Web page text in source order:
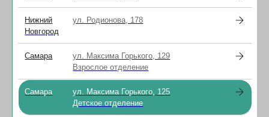
Документы и лицензии
Акции клиники
Нижний
Новгород
ул. Родионова, 178
Самара
ул. Максима Горького, 129
Взрослое отделение
Самара
ул. Максима Горького, 125
Детское отделение